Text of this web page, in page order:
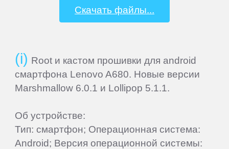
Скачать файлы...
Root и кастом прошивки для android
смартфона Lenovo A680. Новые версии
Marshmallow 6.0.1 и Lollipop 5.1.1.
Об устройстве:
Тип: смартфон; Операционная система:
Android; Версия операционной системы:
Iuni
Jinga